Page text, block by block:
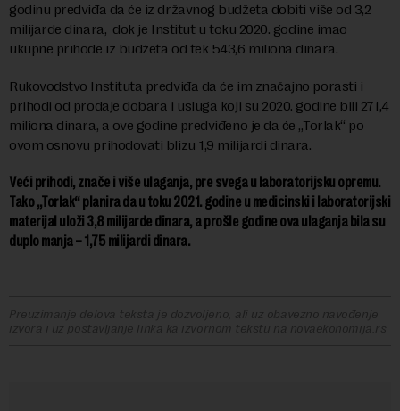
godinu predviđa da će iz državnog budžeta dobiti više od 3,2
milijarde dinara, dok je Institut u toku 2020. godine imao
ukupne prihode iz budžeta od tek 543,6 miliona dinara.
Rukovodstvo Instituta predviđa da će im značajno porasti i
prihodi od prodaje dobara i usluga koji su 2020. godine bili 271,4
miliona dinara, a ove godine predviđeno je da će „Torlak“ po
ovom osnovu prihodovati blizu 1,9 milijardi dinara.
Veći prihodi, znače i više ulaganja, pre svega u laboratorijsku opremu.
Tako „Torlak“ planira da u toku 2021. godine u medicinski i laboratorijski
materijal uloži 3,8 milijarde dinara, a prošle godine ova ulaganja bila su
duplo manja – 1,75 milijardi dinara.
Preuzimanje delova teksta je dozvoljeno, ali uz obavezno navođenje
izvora i uz postavljanje linka ka izvornom tekstu na novaekonomija.rs